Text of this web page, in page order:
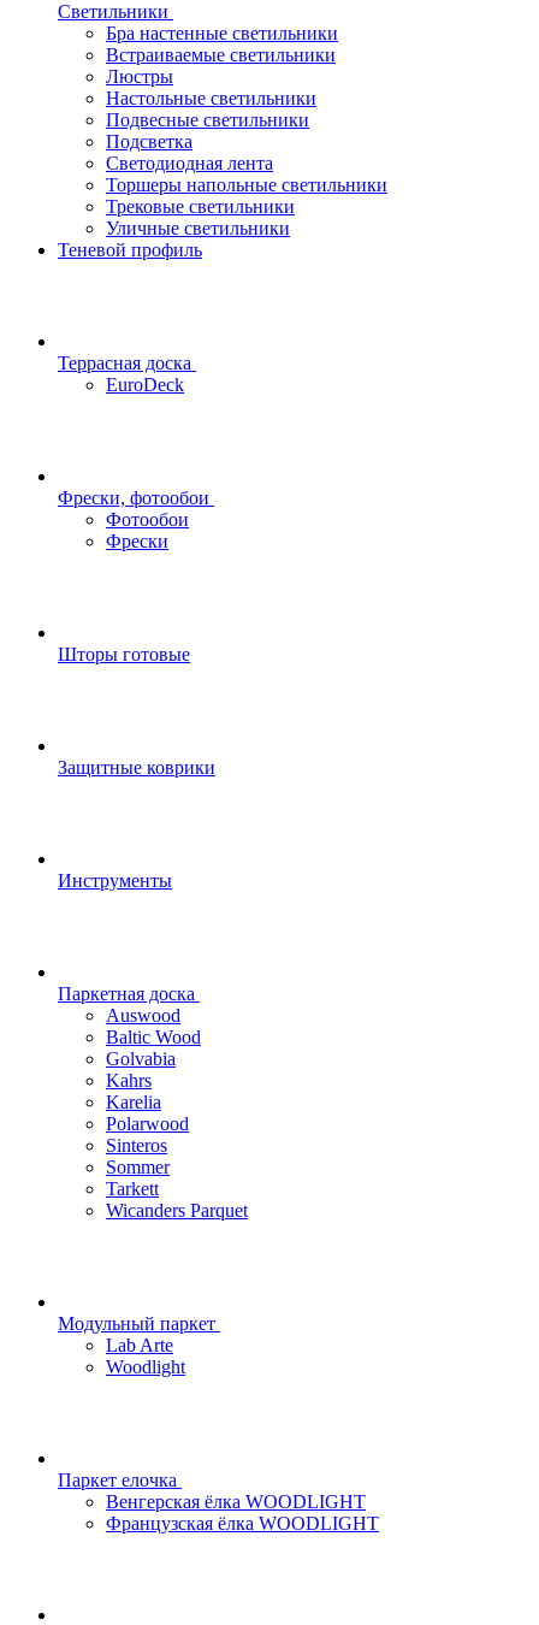
Светильники
Бра настенные светильники
Встраиваемые светильники
Люстры
Настольные светильники
Подвесные светильники
Подсветка
Светодиодная лента
Торшеры напольные светильники
Трековые светильники
Уличные светильники
Теневой профиль
Террасная доска
EuroDeck
Фрески, фотообои
Фотообои
Фрески
Шторы готовые
Защитные коврики
Инструменты
Паркетная доска
Auswood
Baltic Wood
Golvabia
Kahrs
Karelia
Polarwood
Sinteros
Sommer
Tarkett
Wicanders Parquet
Модульный паркет
Lab Arte
Woodlight
Паркет елочка
Венгерская ёлка WOODLIGHT
Французская ёлка WOODLIGHT